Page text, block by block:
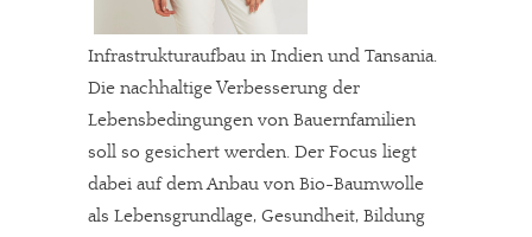
Infrastrukturaufbau in Indien und Tansania.
Die nachhaltige Verbesserung der
Lebensbedingungen von Bauernfamilien
soll so gesichert werden. Der Focus liegt
dabei auf dem Anbau von Bio-Baumwolle
als Lebensgrundlage, Gesundheit, Bildung